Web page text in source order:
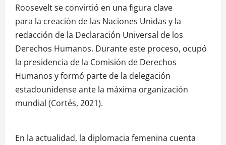
Roosevelt se convirtió en una figura clave
para la creación de las Naciones Unidas y la
redacción de la Declaración Universal de los
Derechos Humanos. Durante este proceso, ocupó
la presidencia de la Comisión de Derechos
Humanos y formó parte de la delegación
estadounidense ante la máxima organización
mundial (Cortés, 2021).
En la actualidad, la diplomacia femenina cuenta